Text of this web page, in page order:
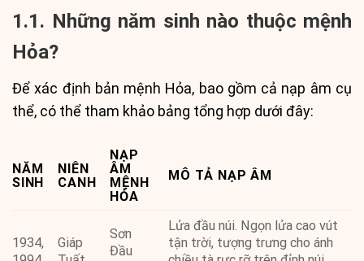
1.1. Những năm sinh nào thuộc mệnh
Hỏa?
Để xác định bản mệnh Hỏa, bao gồm cả nạp âm cụ
thể, có thể tham khảo bảng tổng hợp dưới đây:
NĂM
SINH
NIÊN
CANH
NẠP
ÂM
MỆNH
HỎA
MÔ TẢ NẠP ÂM
1934,
Giáp
Sơn
Đầu
Lửa đầu núi. Ngọn lửa cao vút
tận trời, tượng trưng cho ánh